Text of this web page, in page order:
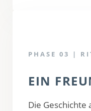
PHASE 03 |
EIN
Die Geschichte